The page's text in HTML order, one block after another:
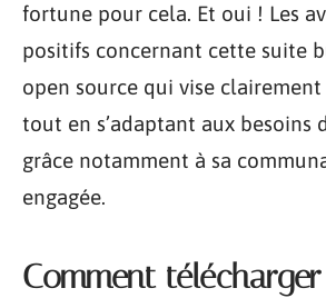
fortune pour cela. Et oui ! Les
positifs concernant cette suite
open source qui vise clairement
tout en s’adaptant aux besoins
grâce notamment à sa
engagée.
Comment